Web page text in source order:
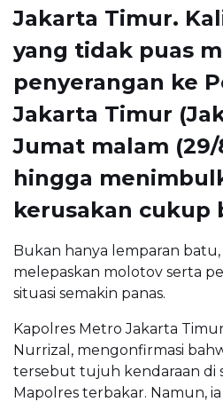
Jakarta Timur.
yang tidak puas
penyerangan ke
Jakarta Timur
Jumat malam (29/
hingga
kerusakan cukup
Bukan hanya lemparan batu,
melepaskan molotov serta
situasi semakin panas.
Kapolres Metro Jakarta
Nurrizal, mengonfirmasi
tersebut tujuh kendaraan di
Mapolres terbakar. Namun,